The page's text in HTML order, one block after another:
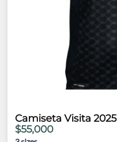
Camiseta Visita 2025
$55,000